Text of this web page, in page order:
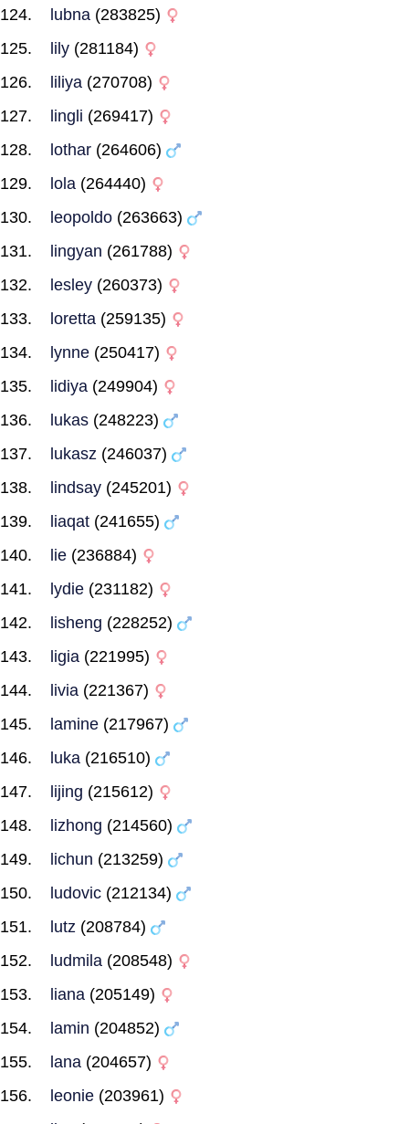
lubna (283825)
lily (281184)
liliya (270708)
lingli (269417)
lothar (264606)
lola (264440)
leopoldo (263663)
lingyan (261788)
lesley (260373)
loretta (259135)
lynne (250417)
lidiya (249904)
lukas (248223)
lukasz (246037)
lindsay (245201)
liaqat (241655)
lie (236884)
lydie (231182)
lisheng (228252)
ligia (221995)
livia (221367)
lamine (217967)
luka (216510)
lijing (215612)
lizhong (214560)
lichun (213259)
ludovic (212134)
lutz (208784)
ludmila (208548)
liana (205149)
lamin (204852)
lana (204657)
leonie (203961)